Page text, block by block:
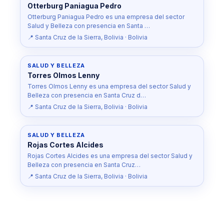
Otterburg Paniagua Pedro
Otterburg Paniagua Pedro es una empresa del sector
Salud y Belleza con presencia en Santa …
📍 Santa Cruz de la Sierra, Bolivia · Bolivia
SALUD Y BELLEZA
Torres Olmos Lenny
Torres Olmos Lenny es una empresa del sector Salud y
Belleza con presencia en Santa Cruz d…
📍 Santa Cruz de la Sierra, Bolivia · Bolivia
SALUD Y BELLEZA
Rojas Cortes Alcides
Rojas Cortes Alcides es una empresa del sector Salud y
Belleza con presencia en Santa Cruz…
📍 Santa Cruz de la Sierra, Bolivia · Bolivia